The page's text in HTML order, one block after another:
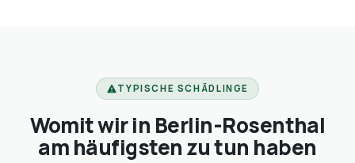
TYPISCHE SCHÄDLINGE
Womit wir in Berlin-Rosenthal
am häufigsten zu tun haben